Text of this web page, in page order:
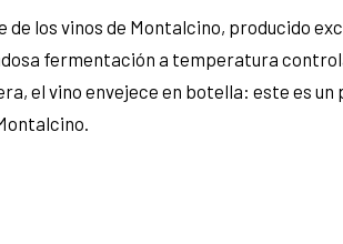
de los vinos de Montalcino, producido
fermentación a temperatura
el vino envejece en botella: este es